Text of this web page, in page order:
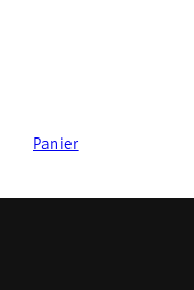
Panier